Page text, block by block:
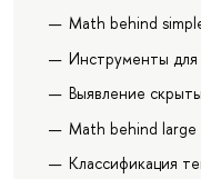
Math behind
Инструменты
Выявление
Math behind large
Классификация